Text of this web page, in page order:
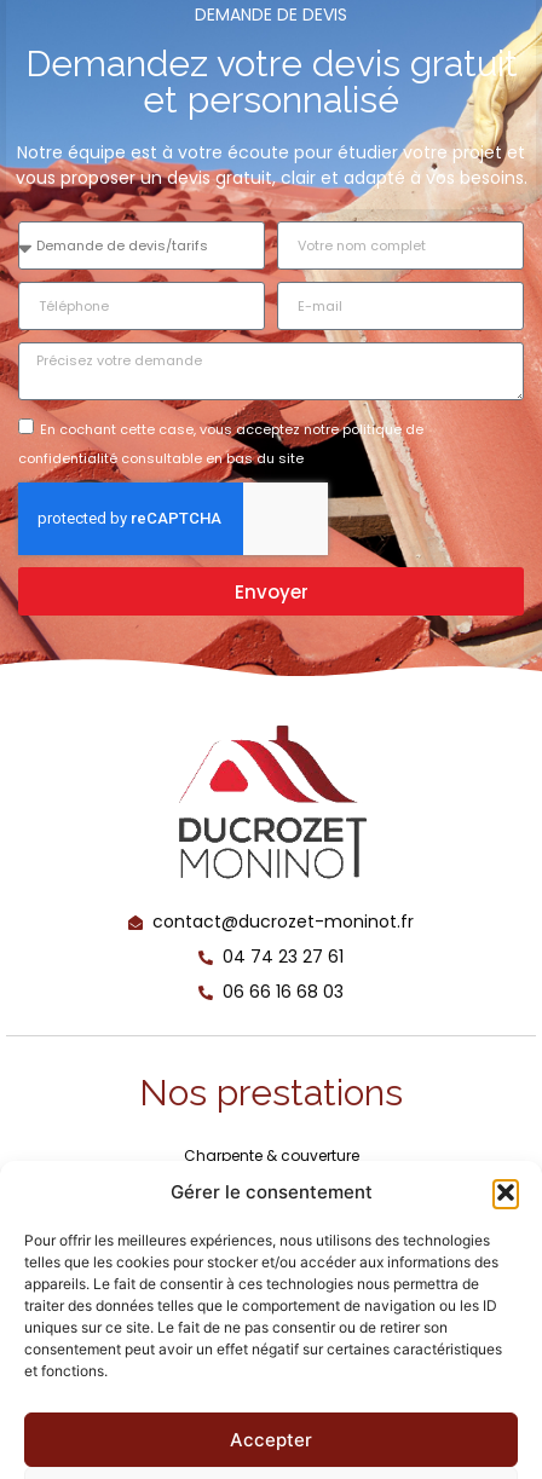
Gérer le consentement
Pour offrir les meilleures expériences, nous utilisons des technologies
telles que les cookies pour stocker et/ou accéder aux informations des
appareils. Le fait de consentir à ces technologies nous permettra de
traiter des données telles que le comportement de navigation ou les ID
uniques sur ce site. Le fait de ne pas consentir ou de retirer son
consentement peut avoir un effet négatif sur certaines caractéristiques
et fonctions.
Accepter
DEMANDE DE DEVIS​
Demandez votre devis gratuit
et personnalisé
Notre équipe est à votre écoute pour étudier votre projet et
vous proposer un devis gratuit, clair et adapté à vos besoins.
En cochant cette case, vous acceptez notre politique de
confidentialité consultable en bas du site
Envoyer
contact@ducrozet-moninot.fr
04 74 23 27 61
06 66 16 68 03
Nos prestations
Charpente & couverture
Maçonnerie & construction
Piscine, terrasse, pool house, allée
Zinguerie
Ravalement de façade
Maison individuelle